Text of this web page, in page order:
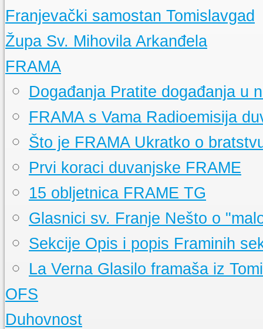
Franjevački samostan Tomislavgad
Kršćanstvo na duvanjskom području
Izgradnja samostana u Tomislavgradu
Samostanski arhiv
Župa Sv. Mihovila Arkanđela
Povijest Župe
Filijalne crkve
Ministranti i čitači
Župne obavijesti
Misne nakane
Dobro je znatiUkratko o svetim sakramentima
FRAMA
Događanja Pratite događanja u
FRAMA s Vama Radioemisija
Što je FRAMA Ukratko o
Prvi koraci duvanjske FRAME
15 obljetnica FRAME TG
Glasnici sv. Franje Nešto o
Sekcije Opis i popis Framinih
La Verna Glasilo framaša iz
OFS
Što je OFSUkratko o redu
Duhovnost